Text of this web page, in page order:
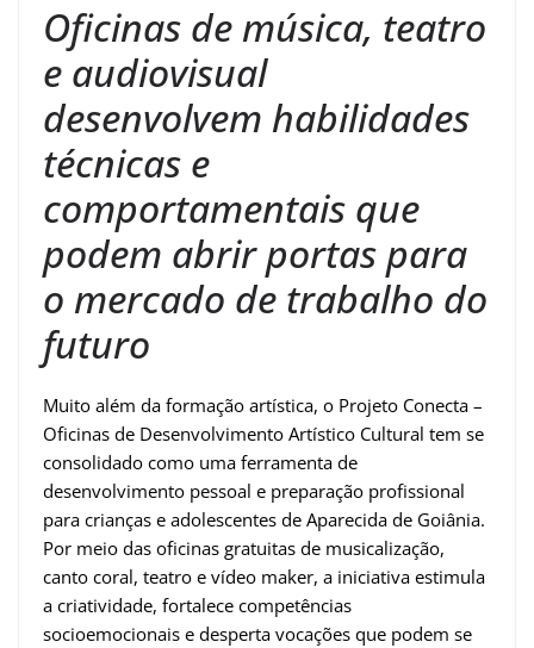
Oficinas de música, teatro
e audiovisual
desenvolvem habilidades
técnicas e
comportamentais que
podem abrir portas para
o mercado de trabalho do
futuro
Muito além da formação artística, o Projeto Conecta –
Oficinas de Desenvolvimento Artístico Cultural tem se
consolidado como uma ferramenta de
desenvolvimento pessoal e preparação profissional
para crianças e adolescentes de Aparecida de Goiânia.
Por meio das oficinas gratuitas de musicalização,
canto coral, teatro e vídeo maker, a iniciativa estimula
a criatividade, fortalece competências
socioemocionais e desperta vocações que podem se